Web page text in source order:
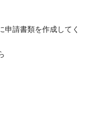
申請書類を作成してく